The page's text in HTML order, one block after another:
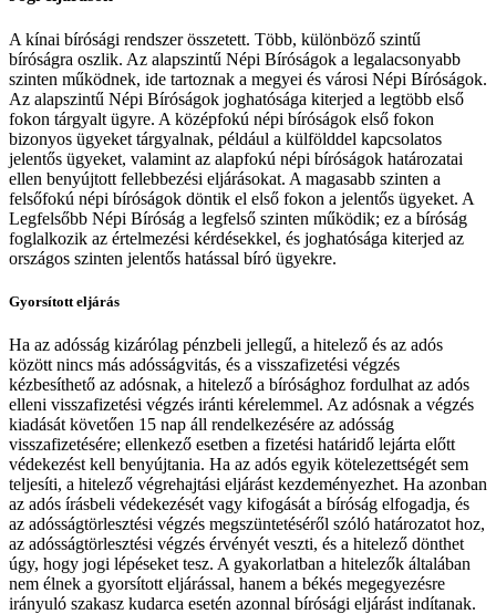
A kínai bírósági rendszer összetett. Több, különböző szintű
bíróságra oszlik. Az alapszintű Népi Bíróságok a legalacsonyabb
szinten működnek, ide tartoznak a megyei és városi Népi Bíróságok.
Az alapszintű Népi Bíróságok joghatósága kiterjed a legtöbb első
fokon tárgyalt ügyre. A középfokú népi bíróságok első fokon
bizonyos ügyeket tárgyalnak, például a külfölddel kapcsolatos
jelentős ügyeket, valamint az alapfokú népi bíróságok határozatai
ellen benyújtott fellebbezési eljárásokat. A magasabb szinten a
felsőfokú népi bíróságok döntik el első fokon a jelentős ügyeket. A
Legfelsőbb Népi Bíróság a legfelső szinten működik; ez a bíróság
foglalkozik az értelmezési kérdésekkel, és joghatósága kiterjed az
országos szinten jelentős hatással bíró ügyekre.
Gyorsított eljárás
Ha az adósság kizárólag pénzbeli jellegű, a hitelező és az adós
között nincs más adósságvitás, és a visszafizetési végzés
kézbesíthető az adósnak, a hitelező a bírósághoz fordulhat az adós
elleni visszafizetési végzés iránti kérelemmel. Az adósnak a végzés
kiadását követően 15 nap áll rendelkezésére az adósság
visszafizetésére; ellenkező esetben a fizetési határidő lejárta előtt
védekezést kell benyújtania. Ha az adós egyik kötelezettségét sem
teljesíti, a hitelező végrehajtási eljárást kezdeményezhet. Ha azonban
az adós írásbeli védekezését vagy kifogását a bíróság elfogadja, és
az adósságtörlesztési végzés megszüntetéséről szóló határozatot hoz,
az adósságtörlesztési végzés érvényét veszti, és a hitelező dönthet
úgy, hogy jogi lépéseket tesz. A gyakorlatban a hitelezők általában
nem élnek a gyorsított eljárással, hanem a békés megegyezésre
irányuló szakasz kudarca esetén azonnal bírósági eljárást indítanak.